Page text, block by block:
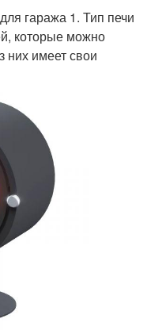
гаража 1. Тип печи
которые можно
них имеет свои